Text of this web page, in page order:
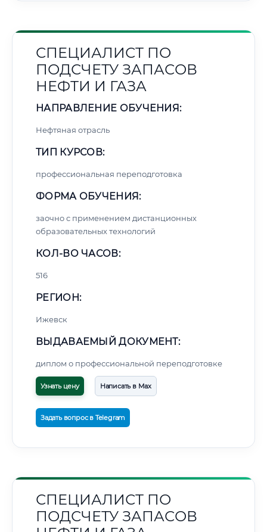
СПЕЦИАЛИСТ ПО
ПОДСЧЕТУ ЗАПАСОВ
НЕФТИ И ГАЗА
НАПРАВЛЕНИЕ ОБУЧЕНИЯ:
Нефтяная отрасль
ТИП КУРСОВ:
профессиональная переподготовка
ФОРМА ОБУЧЕНИЯ:
заочно с применением дистанционных
образовательных технологий
КОЛ-ВО ЧАСОВ:
516
РЕГИОН:
Ижевск
ВЫДАВАЕМЫЙ ДОКУМЕНТ:
диплом о профессиональной переподготовке
Узнать цену Написать в Max
Задать вопрос в Telegram
СПЕЦИАЛИСТ ПО
ПОДСЧЕТУ ЗАПАСОВ